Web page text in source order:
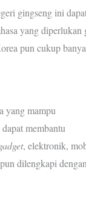
gingseng ini
yang diperlukan
pun cukup
yang mampu
membantu
, elektronik,
dilengkapi dengan